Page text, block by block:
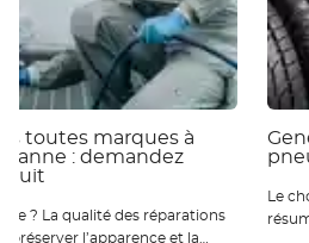
toutes marques à
: demandez
préserver l’apparence et la
Le